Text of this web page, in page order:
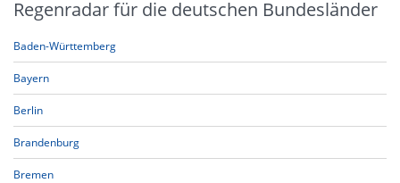
Regenradar für die deutschen Bundesländer
Baden-Württemberg
Bayern
Berlin
Brandenburg
Bremen